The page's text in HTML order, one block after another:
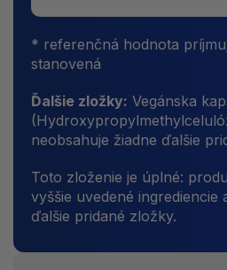
* referenčná hodnota
stanovená
Ďalšie zložky: Vegánska
neobsahuje žiadne ďalšie
Toto zloženie je úplné:
vyššie uvedené ingrediencie
ďalšie pridané zložky.